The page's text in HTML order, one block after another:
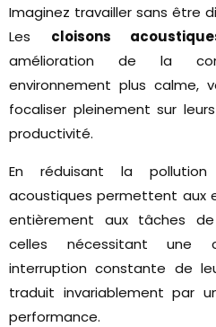
Imaginez travailler sans être
Les cloisons
amélioration de la
environnement plus calme,
focaliser pleinement sur
productivité.
En réduisant la
acoustiques permettent aux
entièrement aux tâches
celles nécessitant une
interruption constante de
traduit invariablement par
performance.